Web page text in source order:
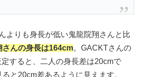
よりも身長が低い鬼龍院翔さんと比
さんの身長は164cm。GACKTさんの
すると、二人の身長差は20cmで
と20cm差あるように見えます。